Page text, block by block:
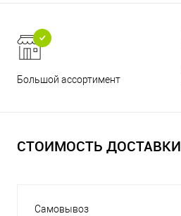
Большой ассортимент
СТОИМОСТЬ ДОСТАВКИ
Самовывоз